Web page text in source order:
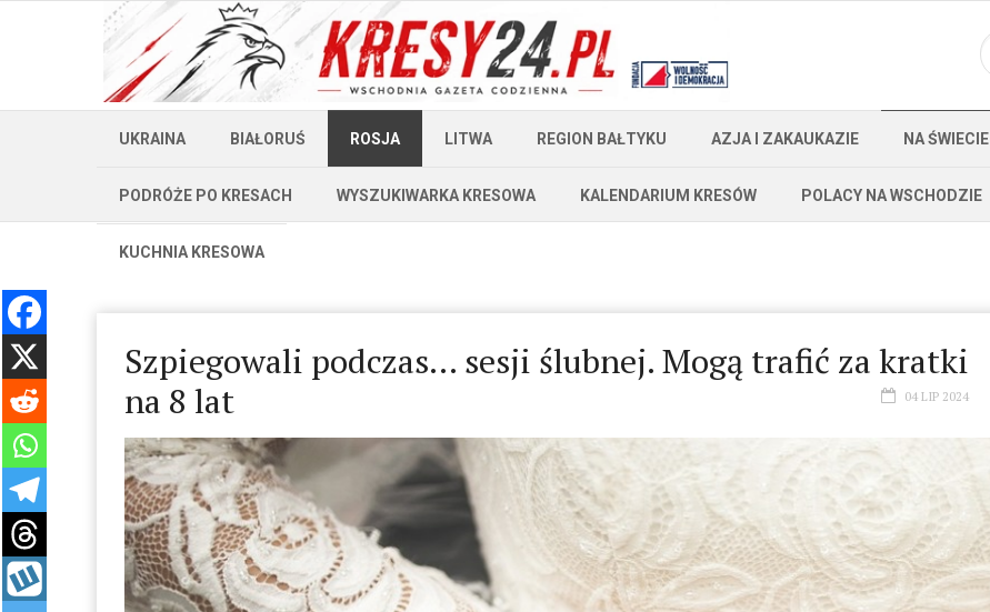
UKRAINA BIAŁORUŚ ROSJA LITWA REGION BAŁTYKU AZJA I ZAKAUKAZIE NA ŚWIECIE
PODRÓŻE PO KRESACH WYSZUKIWARKA KRESOWA KALENDARIUM KRESÓW POLACY NA WSCHODZIE
KUCHNIA KRESOWA
Szpiegowali podczas… sesji ślubnej. Mogą trafić za kratki
na 8 lat
04 LIP 2024